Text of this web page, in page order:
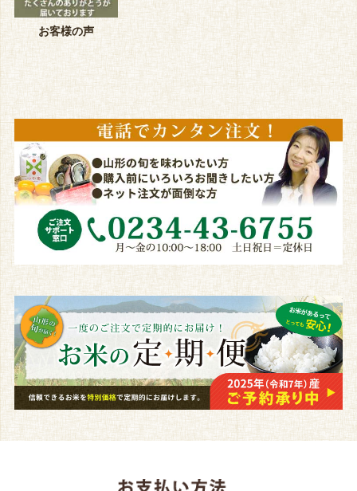
お客様の声